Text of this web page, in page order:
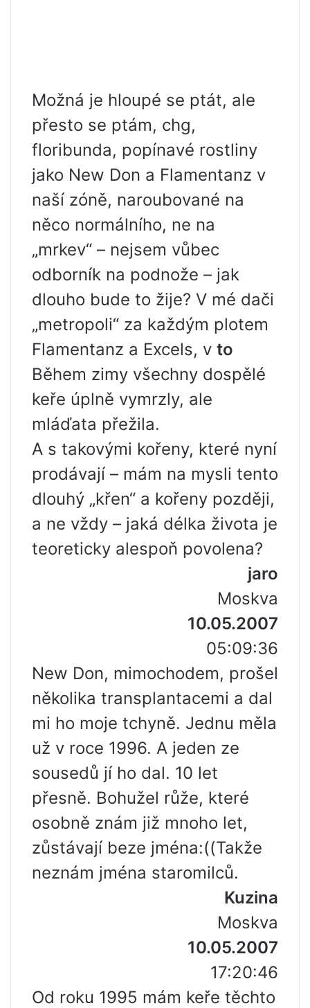
Možná je hloupé se ptát, ale
přesto se ptám, chg,
floribunda, popínavé rostliny
jako New Don a Flamentanz v
naší zóně, naroubované na
něco normálního, ne na
„mrkev“ – nejsem vůbec
odborník na podnože – jak
dlouho bude to žije? V mé dači
„metropoli“ za každým plotem
Flamentanz a Excels, v to
Během zimy všechny dospělé
keře úplně vymrzly, ale
mláďata přežila.
A s takovými kořeny, které nyní
prodávají – mám na mysli tento
dlouhý „křen“ a kořeny později,
a ne vždy – jaká délka života je
teoreticky alespoň povolena?
jaro
Moskva
10.05.2007
05:09:36
New Don, mimochodem, prošel
několika transplantacemi a dal
mi ho moje tchyně. Jednu měla
už v roce 1996. A jeden ze
sousedů jí ho dal. 10 let
přesně. Bohužel růže, které
osobně znám již mnoho let,
zůstávají beze jména:((Takže
neznám jména staromilců.
Kuzina
Moskva
10.05.2007
17:20:46
Od roku 1995 mám keře těchto